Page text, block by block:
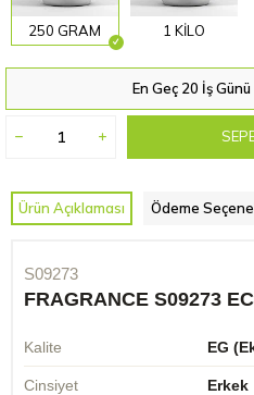
250 GRAM 1 KİLO
En Geç 20 İş
Ürün Açıklaması Ödeme
S09273
FRAGRANCE S09273
Kalite EG
Cinsiyet Erkek